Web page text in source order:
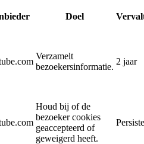
Doel
Verzamelt
bezoekersinformatie.
2 jaar
Houd bij of de
bezoeker cookies
geaccepteerd of
geweigerd heeft.